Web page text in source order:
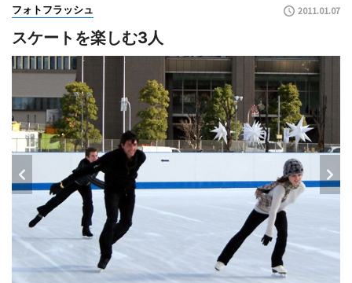
フォトフラッシュ 2011.01.07
スケートを楽しむ3人